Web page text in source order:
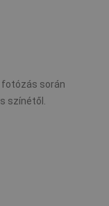
fotózás során
színétől.